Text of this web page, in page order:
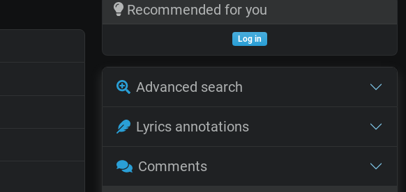
Recommended for you
Log in
Advanced search
Lyrics annotations
Comments